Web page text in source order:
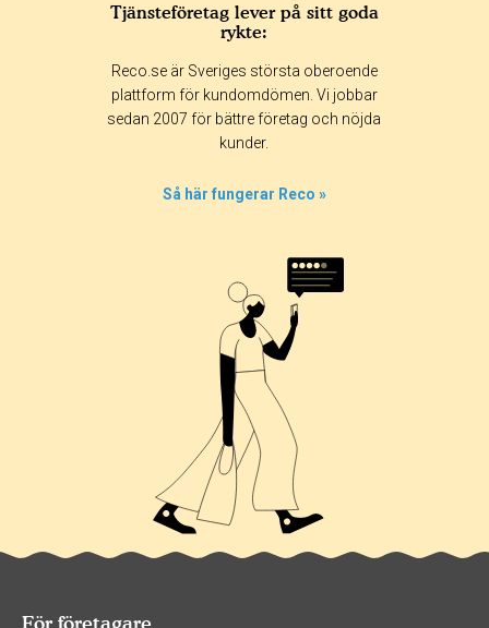
365 dagar 90 dagar
30 dagar
Tjänsteföretag lever på sitt goda
rykte:
Reco.se är Sveriges största oberoende
plattform för kundomdömen. Vi jobbar
sedan 2007 för bättre företag och nöjda
kunder.
Så här fungerar Reco »
För företagare